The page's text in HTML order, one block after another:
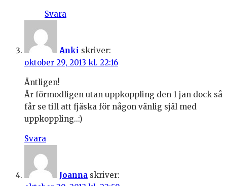
Svara
Anki skriver:
oktober 29, 2013 kl. 22:16
Äntligen!
Är förmodligen utan uppkoppling den 1 jan dock så
får se till att fjäska för någon vänlig själ med
uppkoppling..:)
Svara
Joanna skriver: